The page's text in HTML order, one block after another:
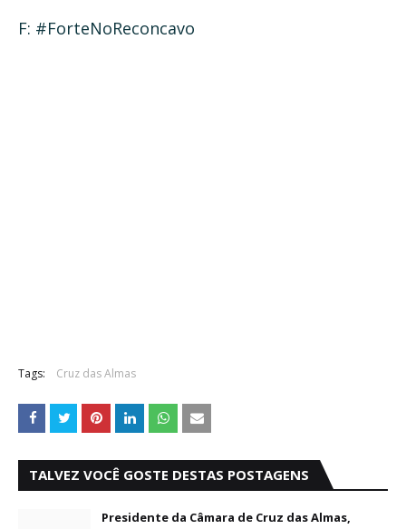
F: #ForteNoReconcavo
Tags: Cruz das Almas
TALVEZ VOCÊ GOSTE DESTAS POSTAGENS
Presidente da Câmara de Cruz das Almas,